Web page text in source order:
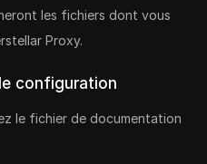
les fichiers dont vous
Proxy.
configuration
le fichier de documentation